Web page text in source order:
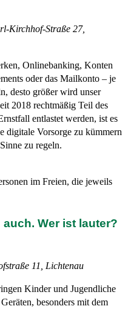
Kirchhof-Straße 27,
Onlinebanking, Konten
oder das Mailkonto – je
desto größer wird unser
2018 rechtmäßig Teil des
entlastet werden, ist es
digitale Vorsorge zu kümmern
zu regeln.
Wer ist lauter?
11, Lichtenau
Kinder und Jugendliche
besonders mit dem